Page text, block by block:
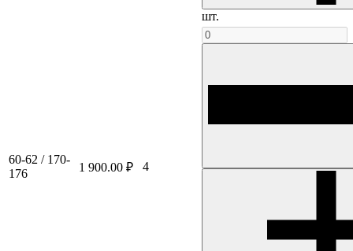
шт.
60-62 / 170-
176
1 900.00 ₽ 4